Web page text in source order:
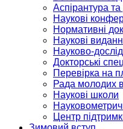
Аспірантура
Наукові
Нормативні
Наукові
Науково-
Докторські
Перевірка на
Рада молодих
Наукові школи
Центр